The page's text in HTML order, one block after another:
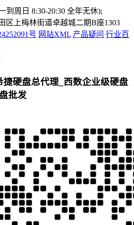
到周日 8:30-20:30 全年无休);
区上梅林街道卓越城二期B座1303
号 网站XML 产品疑问 行业百
硬盘总代理_西数企业级硬盘
批发